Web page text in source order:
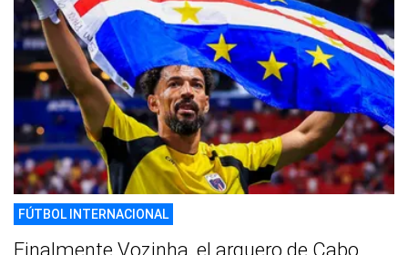
FÚTBOL INTERNACIONAL
Finalmente Vozinha, el arquero de Cabo